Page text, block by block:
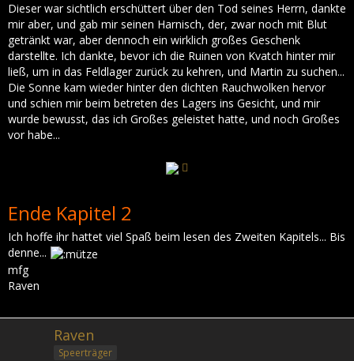
Dieser war sichtlich erschüttert über den Tod seines Herrn, dankte
mir aber, und gab mir seinen Harnisch, der, zwar noch mit Blut
getränkt war, aber dennoch ein wirklich großes Geschenk
darstellte. Ich dankte, bevor ich die Ruinen von Kvatch hinter mir
ließ, um in das Feldlager zurück zu kehren, und Martin zu suchen...
Die Sonne kam wieder hinter den dichten Rauchwolken hervor
und schien mir beim betreten des Lagers ins Gesicht, und mir
wurde bewusst, das ich Großes geleistet hatte, und noch Großes
vor habe...
Ende Kapitel 2
Ich hoffe ihr hattet viel Spaß beim lesen des Zweiten Kapitels... Bis
denne...
mfg
Raven
Raven
Speerträger